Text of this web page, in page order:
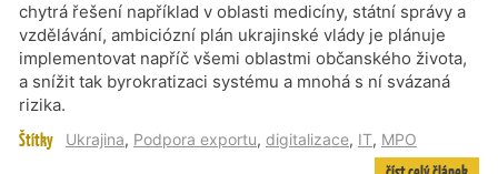
chytrá řešení například v oblasti medicíny, státní správy a
vzdělávání, ambiciózní plán ukrajinské vlády je plánuje
implementovat napříč všemi oblastmi občanského života,
a snížit tak byrokratizaci systému a mnohá s ní svázaná
rizika.
Štítky Ukrajina, Podpora exportu, digitalizace, IT, MPO